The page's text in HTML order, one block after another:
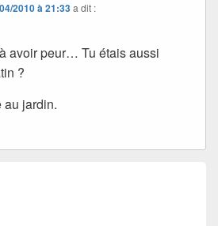
2010 à 21:33a dit :
avoir peur… Tu étais aussi
?
jardin.